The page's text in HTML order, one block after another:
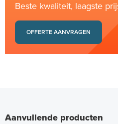
Beste kwaliteit, laagste
OFFERTE AANVRAGEN
Aanvullende producten